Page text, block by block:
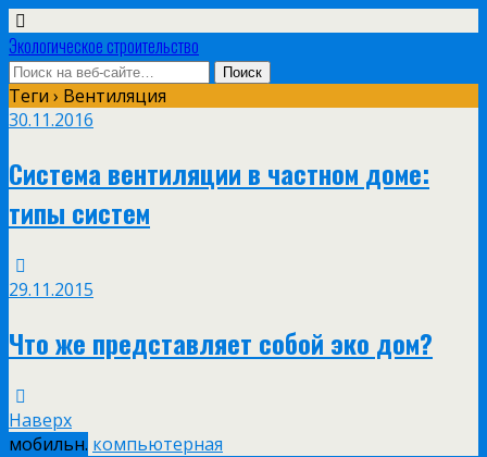
Экологическое строительство
Теги › Вентиляция
30.11.2016
Система вентиляции в частном доме:
типы систем
29.11.2015
Что же представляет собой эко дом?
Наверх
мобильн. компьютерная